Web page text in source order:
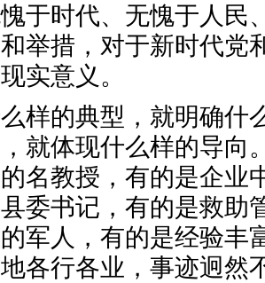
于时代、无愧于人民
举措，对于新时代党
实意义。
的典型，就明确什
就体现什么样的导向
名教授，有的是企业
委书记，有的是救助
军人，有的是经验丰
各行各业，事迹迥然